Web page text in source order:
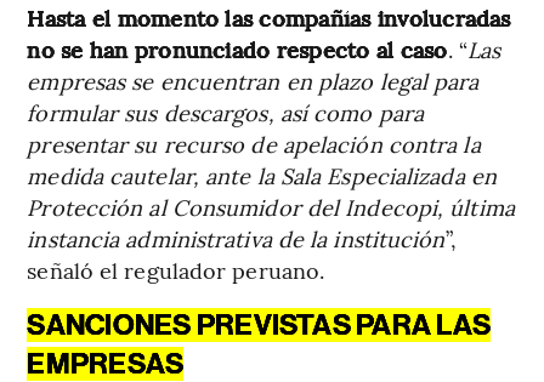
Hasta el momento las compañías involucradas
no se han pronunciado respecto al caso. “Las
empresas se encuentran en plazo legal para
formular sus descargos, así como para
presentar su recurso de apelación contra la
medida cautelar, ante la Sala Especializada en
Protección al Consumidor del Indecopi, última
instancia administrativa de la institución”,
señaló el regulador peruano.
SANCIONES PREVISTAS PARA LAS
EMPRESAS